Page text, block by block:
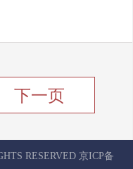
下一页
RESERVED 京ICP备